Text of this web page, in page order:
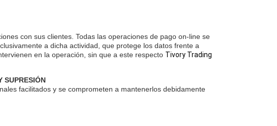
con sus clientes. Todas las operaciones de pago on-line se
a dicha actividad, que protege los datos frente a
en la operación, sin que a este respecto Tivory Trading
SUPRESIÓN
facilitados y se comprometen a mantenerlos debidamente